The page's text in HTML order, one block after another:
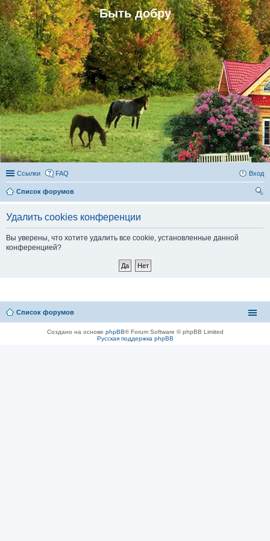
Быть добру
Ссылки FAQ Вход
Список форумов
Удалить cookies конференции
Вы уверены, что хотите удалить все cookie, установленные данной
конференцией?
Список форумов
Создано на основе phpBB® Forum Software © phpBB Limited
Русская поддержка phpBB